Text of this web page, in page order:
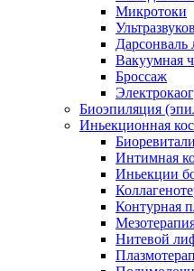
Микротоки
Дарсонваль
Вакуумная
Броссаж
Биоэпиляция
Иньекционная
Интимная
Иньекции
Контурная
Нитевой